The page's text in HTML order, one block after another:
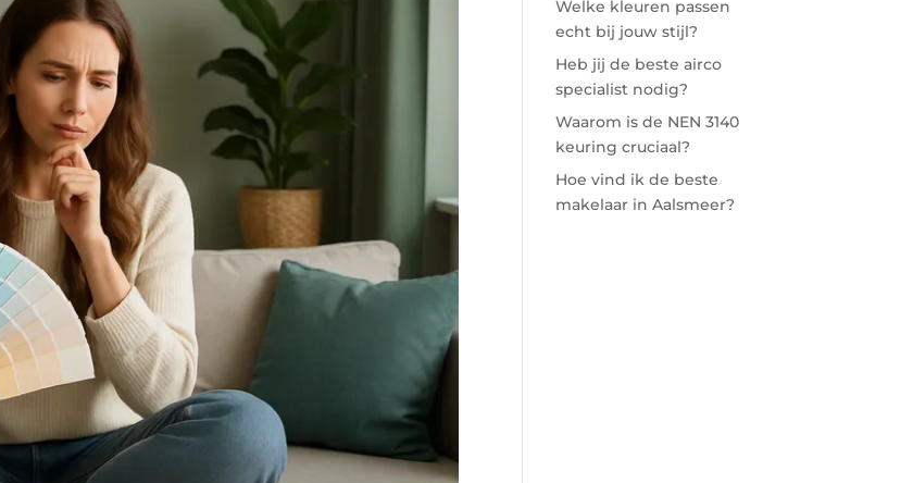
Welke kleuren passen
echt bij jouw stijl?
Heb jij de beste airco
specialist nodig?
Waarom is de NEN 3140
keuring cruciaal?
Hoe vind ik de beste
makelaar in Aalsmeer?